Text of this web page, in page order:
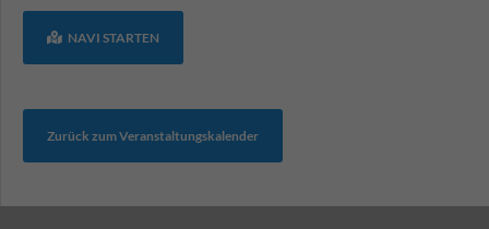
NAVI STARTEN
Zurück zum Veranstaltungskalender